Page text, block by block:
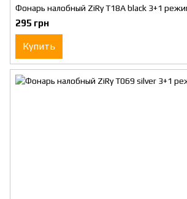
Фонарь налобный ZiRy T18A black 3+1
295 грн
Купить